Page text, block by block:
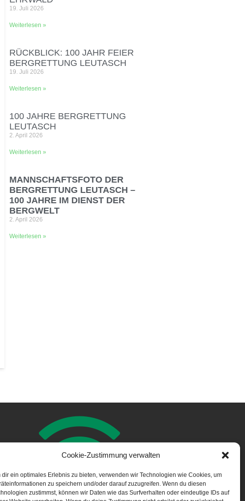
Cookie-Zustimmung verwalten
dir ein optimales Erlebnis zu bieten, verwenden wir Technologien wie Cookies, um
zu speichern und/oder darauf zuzugreifen. Wenn du diesen
zustimmst, können wir Daten wie das Surfverhalten oder eindeutige IDs auf
19. Juli 2026
Weiterlesen »
RÜCKBLICK: 100 JAHR FEIER
BERGRETTUNG LEUTASCH
19. Juli 2026
Weiterlesen »
100 JAHRE BERGRETTUNG
LEUTASCH
2. April 2026
Weiterlesen »
MANNSCHAFTSFOTO DER
BERGRETTUNG LEUTASCH –
100 JAHRE IM DIENST DER
BERGWELT
2. April 2026
Weiterlesen »
NOTFALL APP